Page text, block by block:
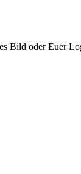
Bild oder Euer